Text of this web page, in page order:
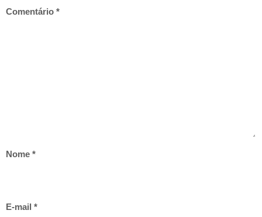
Comentário *
Nome *
E-mail *